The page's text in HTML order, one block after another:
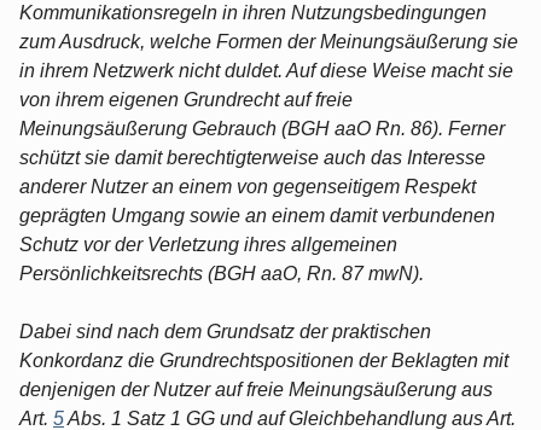
Kommunikationsregeln in ihren Nutzungsbedingungen
zum Ausdruck, welche Formen der Meinungsäußerung sie
in ihrem Netzwerk nicht duldet. Auf diese Weise macht sie
von ihrem eigenen Grundrecht auf freie
Meinungsäußerung Gebrauch (BGH aaO Rn. 86). Ferner
schützt sie damit berechtigterweise auch das Interesse
anderer Nutzer an einem von gegenseitigem Respekt
geprägten Umgang sowie an einem damit verbundenen
Schutz vor der Verletzung ihres allgemeinen
Persönlichkeitsrechts (BGH aaO, Rn. 87 mwN).
Dabei sind nach dem Grundsatz der praktischen
Konkordanz die Grundrechtspositionen der Beklagten mit
denjenigen der Nutzer auf freie Meinungsäußerung aus
Art. 5Abs. 1 Satz 1 GG und auf Gleichbehandlung aus Art.